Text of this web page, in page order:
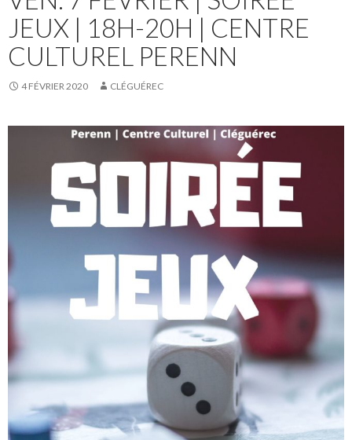
JEUX | 18H-20H | CENTRE
CULTUREL PERENN
4 FÉVRIER 2020 CLÉGUÉREC